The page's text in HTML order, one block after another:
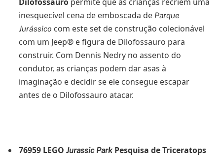
inesquecível cena de emboscada de Parque
Jurássico com este set de construção colecionável
com um Jeep® e figura de Dilofossauro para
construir. Com Dennis Nedry no assento do
condutor, as crianças podem dar asas à
imaginação e decidir se ele consegue escapar
antes de o Dilofossauro atacar.
76959 LEGO Jurassic ParkPesquisa de Triceratops